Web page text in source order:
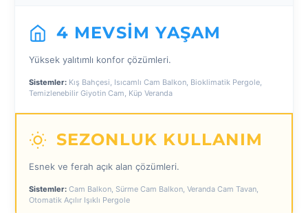
4 MEVSIM YAŞAM
Yüksek yalıtımlı konfor çözümleri.
Sistemler: Kış Bahçesi, Isıcamlı Cam Balkon, Bioklimatik Pergole,
Temizlenebilir Giyotin Cam, Küp Veranda
SEZONLUK KULLANIM
Esnek ve ferah açık alan çözümleri.
Sistemler: Cam Balkon, Sürme Cam Balkon, Veranda Cam Tavan,
Otomatik Açılır Işıklı Pergole